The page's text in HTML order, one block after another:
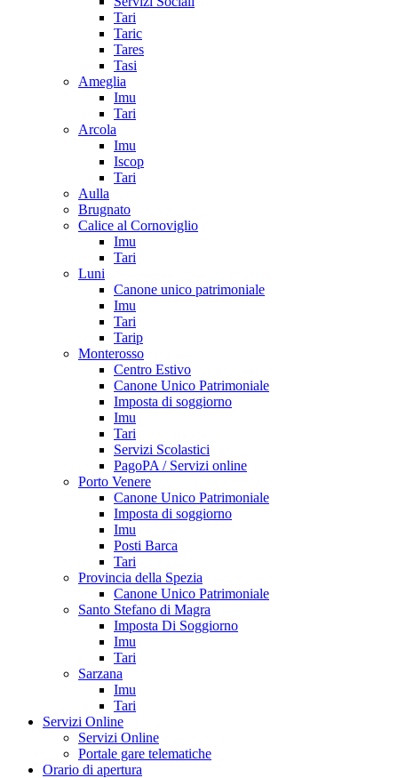
Tari
Taric
Tares
Tasi
Ameglia
Imu
Tari
Arcola
Imu
Iscop
Tari
Aulla
Brugnato
Calice al Cornoviglio
Imu
Tari
Luni
Canone unico patrimoniale
Imu
Tari
Tarip
Monterosso
Centro Estivo
Canone Unico Patrimoniale
Imposta di soggiorno
Imu
Tari
Servizi Scolastici
PagoPA / Servizi online
Porto Venere
Canone Unico Patrimoniale
Imposta di soggiorno
Imu
Posti Barca
Tari
Provincia della Spezia
Canone Unico Patrimoniale
Santo Stefano di Magra
Imposta Di Soggiorno
Imu
Tari
Sarzana
Imu
Tari
Servizi Online
Servizi Online
Portale gare telematiche
Orario di apertura